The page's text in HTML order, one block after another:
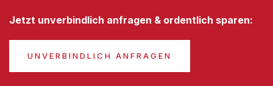
Jetzt unverbindlich anfragen & ordentlich sparen:
UNVERBINDLICH ANFRAGEN